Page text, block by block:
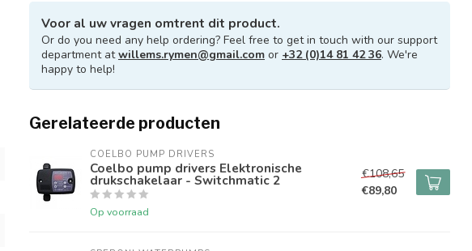
Voor al uw vragen omtrent dit product.
Or do you need any help ordering? Feel free to get in touch with our support
department atwillems.rymen@gmail.com or +32 (0)14 81 42 36. We're
happy to help!
Gerelateerde producten
COELBO PUMP DRIVERS
Coelbo pump drivers Elektronische
drukschakelaar - Switchmatic 2
Op voorraad
€108,65
€89,80